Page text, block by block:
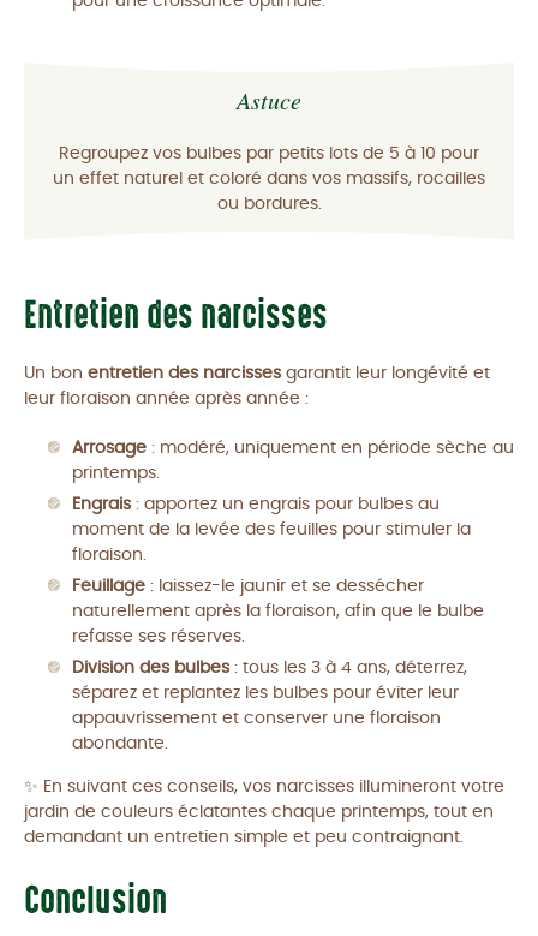
Astuce
Regroupez vos bulbes par petits lots de 5 à 10 pour
un effet naturel et coloré dans vos massifs, rocailles
ou bordures.
Entretien des narcisses
Un bon entretien des narcisses garantit leur longévité et
leur floraison année après année :
Arrosage : modéré, uniquement en période sèche au
printemps.
Engrais : apportez un engrais pour bulbes au
moment de la levée des feuilles pour stimuler la
floraison.
Feuillage : laissez-le jaunir et se dessécher
naturellement après la floraison, afin que le bulbe
refasse ses réserves.
Division des bulbes : tous les 3 à 4 ans, déterrez,
séparez et replantez les bulbes pour éviter leur
appauvrissement et conserver une floraison
abondante.
✨ En suivant ces conseils, vos narcisses illumineront votre
jardin de couleurs éclatantes chaque printemps, tout en
demandant un entretien simple et peu contraignant.
Conclusion